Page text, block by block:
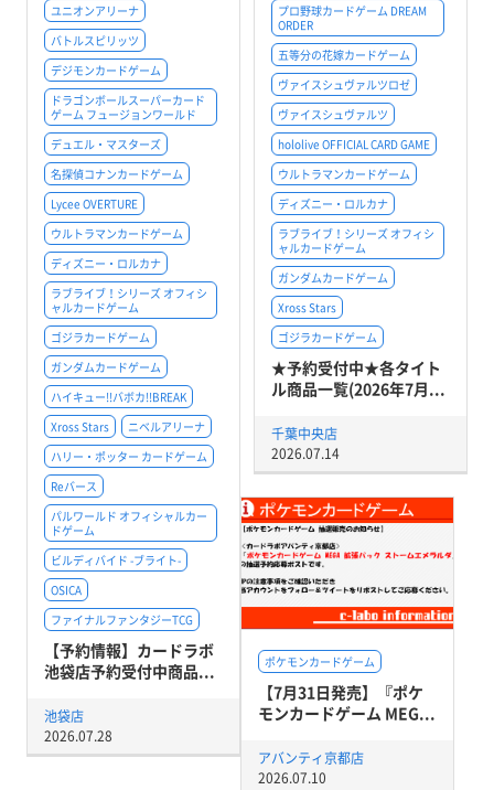
ユニオンアリーナ
バトルスピリッツ
デジモンカードゲーム
ドラゴンボールスーパーカード
ゲーム フュージョンワールド
デュエル・マスターズ
名探偵コナンカードゲーム
Lycee OVERTURE
ウルトラマンカードゲーム
ディズニー・ロルカナ
ラブライブ！シリーズ オフィシ
ャルカードゲーム
ゴジラカードゲーム
ガンダムカードゲーム
ハイキュー!!バボカ!!BREAK
Xross Stars
ニベルアリーナ
ハリー・ポッター カードゲーム
Reバース
パルワールド オフィシャルカー
ドゲーム
ビルディバイド -ブライト-
OSICA
ファイナルファンタジーTCG
【予約情報】カードラボ
池袋店予約受付中商品...
池袋店
2026.07.28
プロ野球カードゲーム DREAM
ORDER
五等分の花嫁カードゲーム
ヴァイスシュヴァルツロゼ
ヴァイスシュヴァルツ
hololive OFFICIAL CARD GAME
ウルトラマンカードゲーム
ディズニー・ロルカナ
ラブライブ！シリーズ オフィシ
ャルカードゲーム
ガンダムカードゲーム
Xross Stars
ゴジラカードゲーム
★予約受付中★各タイト
ル商品一覧(2026年7月...
千葉中央店
2026.07.14
ポケモンカードゲーム
【7月31日発売】『ポケ
モンカードゲーム MEG...
アバンティ京都店
2026.07.10